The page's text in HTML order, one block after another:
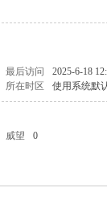
最后访问
2025-6-18
所在时区 使用系统默
威望
0